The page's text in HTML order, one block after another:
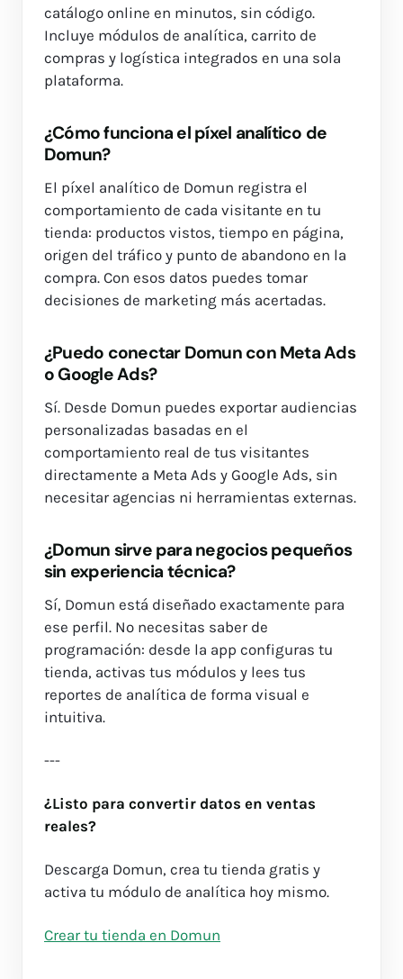
catálogo online en minutos, sin código.
Incluye módulos de analítica, carrito de
compras y logística integrados en una sola
plataforma.
¿Cómo funciona el píxel analítico de
Domun?
El píxel analítico de Domun registra el
comportamiento de cada visitante en tu
tienda: productos vistos, tiempo en página,
origen del tráfico y punto de abandono en la
compra. Con esos datos puedes tomar
decisiones de marketing más acertadas.
¿Puedo conectar Domun con Meta Ads
o Google Ads?
Sí. Desde Domun puedes exportar audiencias
personalizadas basadas en el
comportamiento real de tus visitantes
directamente a Meta Ads y Google Ads, sin
necesitar agencias ni herramientas externas.
¿Domun sirve para negocios pequeños
sin experiencia técnica?
Sí, Domun está diseñado exactamente para
ese perfil. No necesitas saber de
programación: desde la app configuras tu
tienda, activas tus módulos y lees tus
reportes de analítica de forma visual e
intuitiva.
---
¿Listo para convertir datos en ventas
reales?
Descarga Domun, crea tu tienda gratis y
activa tu módulo de analítica hoy mismo.
Crear tu tienda en Domun